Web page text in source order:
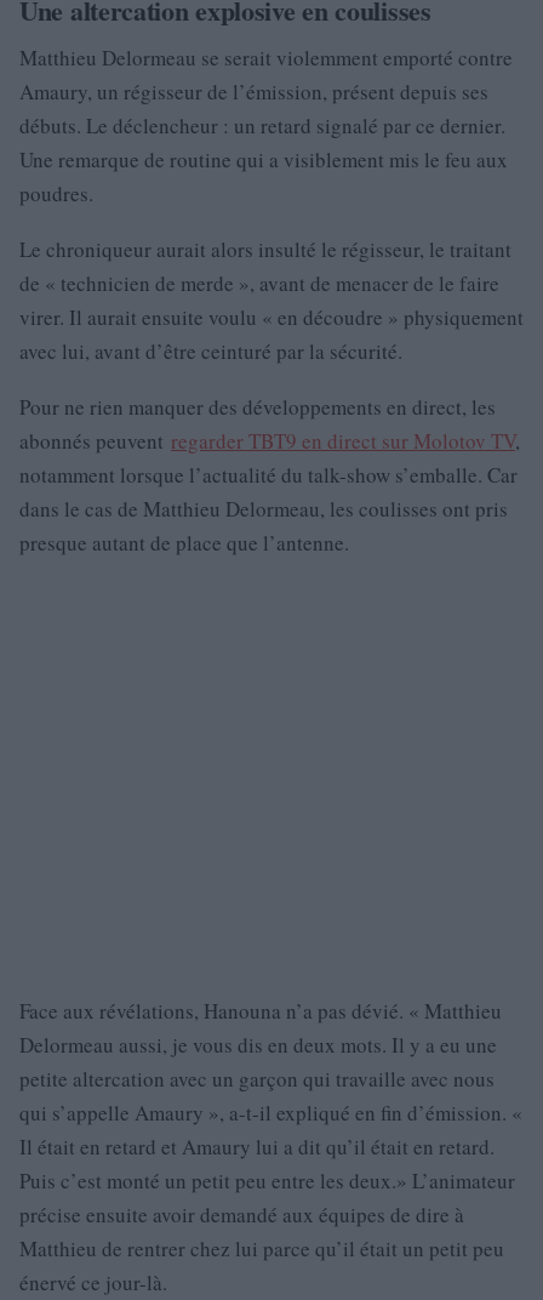
Une altercation explosive en coulisses
Matthieu Delormeau se serait violemment emporté contre
Amaury, un régisseur de l’émission, présent depuis ses
débuts. Le déclencheur : un retard signalé par ce dernier.
Une remarque de routine qui a visiblement mis le feu aux
poudres.
Le chroniqueur aurait alors insulté le régisseur, le traitant
de « technicien de merde », avant de menacer de le faire
virer. Il aurait ensuite voulu « en découdre » physiquement
avec lui, avant d’être ceinturé par la sécurité.
Pour ne rien manquer des développements en direct, les
abonnés peuvent regarder TBT9 en direct sur Molotov TV,
notamment lorsque l’actualité du talk-show s’emballe. Car
dans le cas de Matthieu Delormeau, les coulisses ont pris
presque autant de place que l’antenne.
Face aux révélations, Hanouna n’a pas dévié. « Matthieu
Delormeau aussi, je vous dis en deux mots. Il y a eu une
petite altercation avec un garçon qui travaille avec nous
qui s’appelle Amaury », a-t-il expliqué en fin d’émission. «
Il était en retard et Amaury lui a dit qu’il était en retard.
Puis c’est monté un petit peu entre les deux.» L’animateur
précise ensuite avoir demandé aux équipes de dire à
Matthieu de rentrer chez lui parce qu’il était un petit peu
énervé ce jour-là.